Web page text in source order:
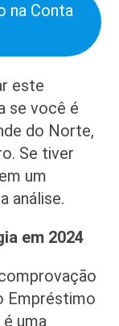
na Conta
este
se você é
do Norte,
Se tiver
um
análise.
em 2024
Empréstimo
uma